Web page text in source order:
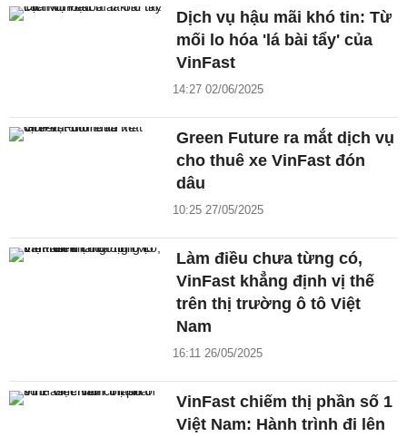
Dịch vụ hậu mãi khó tin: Từ
mối lo hóa 'lá bài tẩy' của
VinFast
14:27 02/06/2025
Green Future ra mắt dịch vụ
cho thuê xe VinFast đón
dâu
10:25 27/05/2025
Làm điều chưa từng có,
VinFast khẳng định vị thế
trên thị trường ô tô Việt
Nam
16:11 26/05/2025
VinFast chiếm thị phần số 1
Việt Nam: Hành trình đi lên